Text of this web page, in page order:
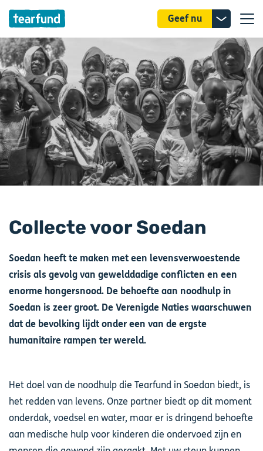
Geef nu
Collecte voor Soedan
Soedan heeft te maken met een levensverwoestende
crisis als gevolg van gewelddadige conflicten en een
enorme hongersnood. De behoefte aan noodhulp in
Soedan is zeer groot. De Verenigde Naties waarschuwen
dat de bevolking lijdt onder een van de ergste
humanitaire rampen ter wereld.
Het doel van de noodhulp die Tearfund in Soedan biedt, is
het redden van levens. Onze partner biedt op dit moment
onderdak, voedsel en water, maar er is dringend behoefte
aan medische hulp voor kinderen die ondervoed zijn en